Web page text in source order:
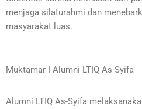
menjaga silaturahmi dan
masyarakat luas.
Muktamar I Alumni LTIQ As-Syifa
Alumni LTIQ As-Syifa